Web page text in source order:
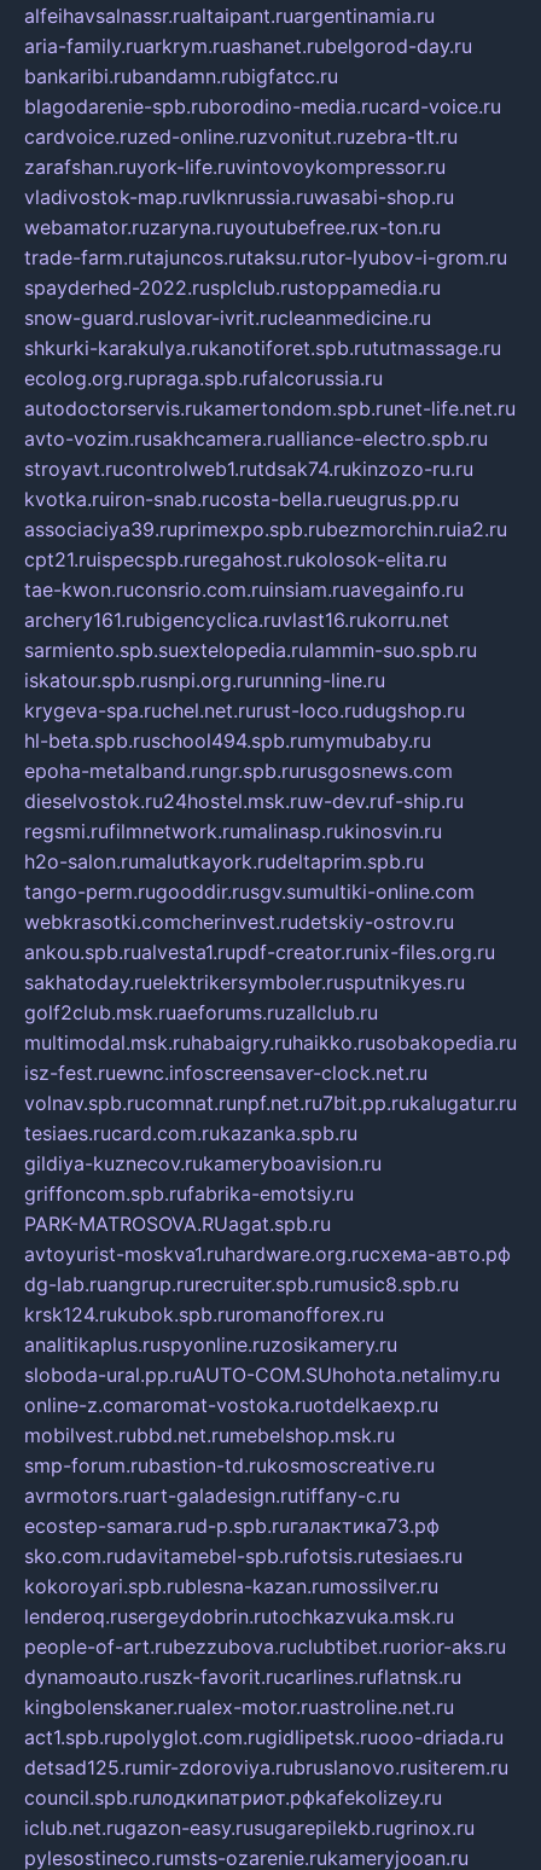
alfeihavsalnassr.rualtaipant.ruargentinamia.ru
aria-family.ruarkrym.ruashanet.rubelgorod-day.ru
bankaribi.rubandamn.rubigfatcc.ru
blagodarenie-spb.ruborodino-media.rucard-voice.ru
cardvoice.ruzed-online.ruzvonitut.ruzebra-tlt.ru
zarafshan.ruyork-life.ruvintovoykompressor.ru
vladivostok-map.ruvlknrussia.ruwasabi-shop.ru
webamator.ruzaryna.ruyoutubefree.rux-ton.ru
trade-farm.rutajuncos.rutaksu.rutor-lyubov-i-grom.ru
spayderhed-2022.rusplclub.rustoppamedia.ru
snow-guard.ruslovar-ivrit.rucleanmedicine.ru
shkurki-karakulya.rukanotiforet.spb.rututmassage.ru
ecolog.org.rupraga.spb.rufalcorussia.ru
autodoctorservis.rukamertondom.spb.runet-life.net.ru
avto-vozim.rusakhcamera.rualliance-electro.spb.ru
stroyavt.rucontrolweb1.rutdsak74.rukinzozo-ru.ru
kvotka.ruiron-snab.rucosta-bella.rueugrus.pp.ru
associaciya39.ruprimexpo.spb.rubezmorchin.ruia2.ru
cpt21.ruispecspb.ruregahost.rukolosok-elita.ru
tae-kwon.ruconsrio.com.ruinsiam.ruavegainfo.ru
archery161.rubigencyclica.ruvlast16.rukorru.net
sarmiento.spb.suextelopedia.rulammin-suo.spb.ru
iskatour.spb.rusnpi.org.rurunning-line.ru
krygeva-spa.ruchel.net.rurust-loco.rudugshop.ru
hl-beta.spb.ruschool494.spb.rumymubaby.ru
epoha-metalband.rungr.spb.rurusgosnews.com
dieselvostok.ru24hostel.msk.ruw-dev.ruf-ship.ru
regsmi.rufilmnetwork.rumalinasp.rukinosvin.ru
h2o-salon.rumalutkayork.rudeltaprim.spb.ru
tango-perm.rugooddir.rusgv.sumultiki-online.com
webkrasotki.comcherinvest.rudetskiy-ostrov.ru
ankou.spb.rualvesta1.rupdf-creator.runix-files.org.ru
sakhatoday.ruelektrikersymboler.rusputnikyes.ru
golf2club.msk.ruaeforums.ruzallclub.ru
multimodal.msk.ruhabaigry.ruhaikko.rusobakopedia.ru
isz-fest.ruewnc.infoscreensaver-clock.net.ru
volnav.spb.rucomnat.runpf.net.ru7bit.pp.rukalugatur.ru
tesiaes.rucard.com.rukazanka.spb.ru
gildiya-kuznecov.rukameryboavision.ru
griffoncom.spb.rufabrika-emotsiy.ru
PARK-MATROSOVA.RUagat.spb.ru
avtoyurist-moskva1.ruhardware.org.ruсхема-авто.рф
dg-lab.ruangrup.rurecruiter.spb.rumusic8.spb.ru
krsk124.rukubok.spb.ruromanofforex.ru
analitikaplus.ruspyonline.ruzosikamery.ru
sloboda-ural.pp.ruAUTO-COM.SUhohota.netalimy.ru
online-z.comaromat-vostoka.ruotdelkaexp.ru
mobilvest.rubbd.net.rumebelshop.msk.ru
smp-forum.rubastion-td.rukosmoscreative.ru
avrmotors.ruart-galadesign.rutiffany-c.ru
ecostep-samara.rud-p.spb.ruгалактика73.рф
sko.com.rudavitamebel-spb.rufotsis.rutesiaes.ru
kokoroyari.spb.rublesna-kazan.rumossilver.ru
lenderoq.rusergeydobrin.rutochkazvuka.msk.ru
people-of-art.rubezzubova.ruclubtibet.ruorior-aks.ru
dynamoauto.ruszk-favorit.rucarlines.ruflatnsk.ru
kingbolenskaner.rualex-motor.ruastroline.net.ru
act1.spb.rupolyglot.com.rugidlipetsk.ruooo-driada.ru
detsad125.rumir-zdoroviya.rubruslanovo.rusiterem.ru
council.spb.ruлодкипатриот.рфkafekolizey.ru
iclub.net.rugazon-easy.rusugarepilekb.rugrinox.ru
pylesostineco.rumsts-ozarenie.rukameryjooan.ru